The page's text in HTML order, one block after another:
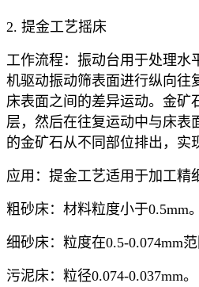
2. 提金工艺摇床
工作流程：振动台用于处理水
机驱动振动筛表面进行纵向往
床表面之间的差异运动。金矿
层，然后在往复运动中与床表
的金矿石从不同部位排出，实
应用：提金工艺适用于加工精
粗砂床：材料粒度小于0.5mm。
细砂床：粒度在0.5-0.074mm范
污泥床：粒径0.074-0.037mm。